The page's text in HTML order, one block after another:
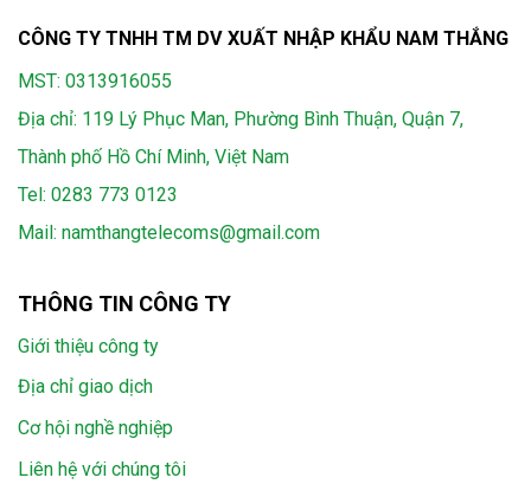
CÔNG TY TNHH TM DV XUẤT NHẬP KHẨU NAM THẮNG
MST: 0313916055
Địa chỉ: 119 Lý Phục Man, Phường Bình Thuận, Quận 7,
Thành phố Hồ Chí Minh, Việt Nam
Tel: 0283 773 0123
Mail: namthangtelecoms@gmail.com
THÔNG TIN CÔNG TY
Giới thiệu công ty
Địa chỉ giao dịch
Cơ hội nghề nghiệp
Liên hệ với chúng tôi